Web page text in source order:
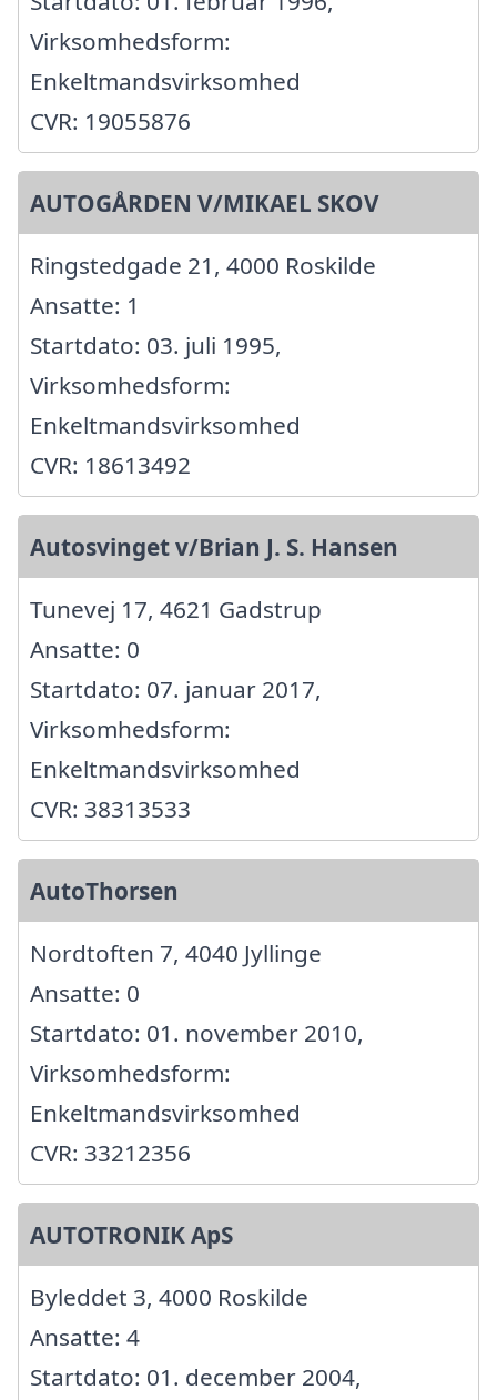
Virksomhedsform:
Enkeltmandsvirksomhed
CVR: 19055876
AUTOGÅRDEN V/MIKAEL SKOV
Ringstedgade 21, 4000 Roskilde
Ansatte: 1
Startdato: 03. juli 1995,
Virksomhedsform:
Enkeltmandsvirksomhed
CVR: 18613492
Autosvinget v/Brian J. S. Hansen
Tunevej 17, 4621 Gadstrup
Ansatte: 0
Startdato: 07. januar 2017,
Virksomhedsform:
Enkeltmandsvirksomhed
CVR: 38313533
AutoThorsen
Nordtoften 7, 4040 Jyllinge
Ansatte: 0
Startdato: 01. november 2010,
Virksomhedsform:
Enkeltmandsvirksomhed
CVR: 33212356
AUTOTRONIK ApS
Byleddet 3, 4000 Roskilde
Ansatte: 4
Startdato: 01. december 2004,